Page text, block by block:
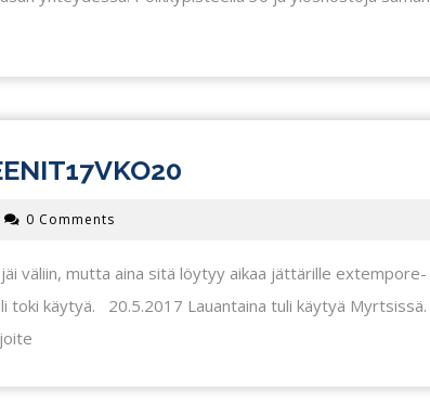
0 Comments
väliin, mutta aina sitä löytyy aikaa jättärille extempore-
toki käytyä. 20.5.2017 Lauantaina tuli käytyä Myrtsissä.